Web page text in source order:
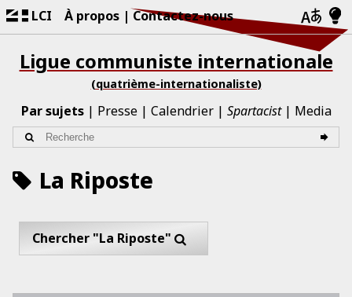
LCI À propos Contactez-nous
Ligue communiste internationale
(quatrième-internationaliste)
Par sujets Presse Calendrier Spartacist Media
La Riposte
Chercher "La Riposte"